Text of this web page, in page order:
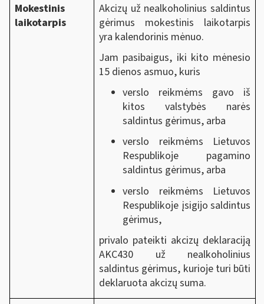
Mokestinis
laikotarpis
Akcizų už nealkoholinius saldintus
gėrimus mokestinis laikotarpis
yra kalendorinis mėnuo.
Jam pasibaigus, iki kito mėnesio
15 dienos asmuo, kuris
verslo reikmėms gavo iš
kitos valstybės narės
saldintus gėrimus, arba
verslo reikmėms Lietuvos
Respublikoje pagamino
saldintus gėrimus, arba
verslo reikmėms Lietuvos
Respublikoje įsigijo saldintus
gėrimus,
privalo pateikti akcizų deklaraciją
AKC430 už nealkoholinius
saldintus gėrimus, kurioje turi būti
deklaruota akcizų suma.